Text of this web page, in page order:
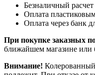
Безналичный
Оплата
Оплата через банк
При покупке заказных
ближайшем магазине или
Внимание!